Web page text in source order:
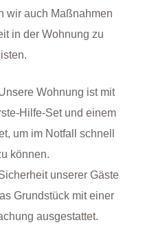
wir auch Maßnahmen
in der Wohnung zu
Wohnung ist mit
Hilfe-Set und einem
um im Notfall schnell
können.
unserer Gäste
Grundstück mit einer
ausgestattet.